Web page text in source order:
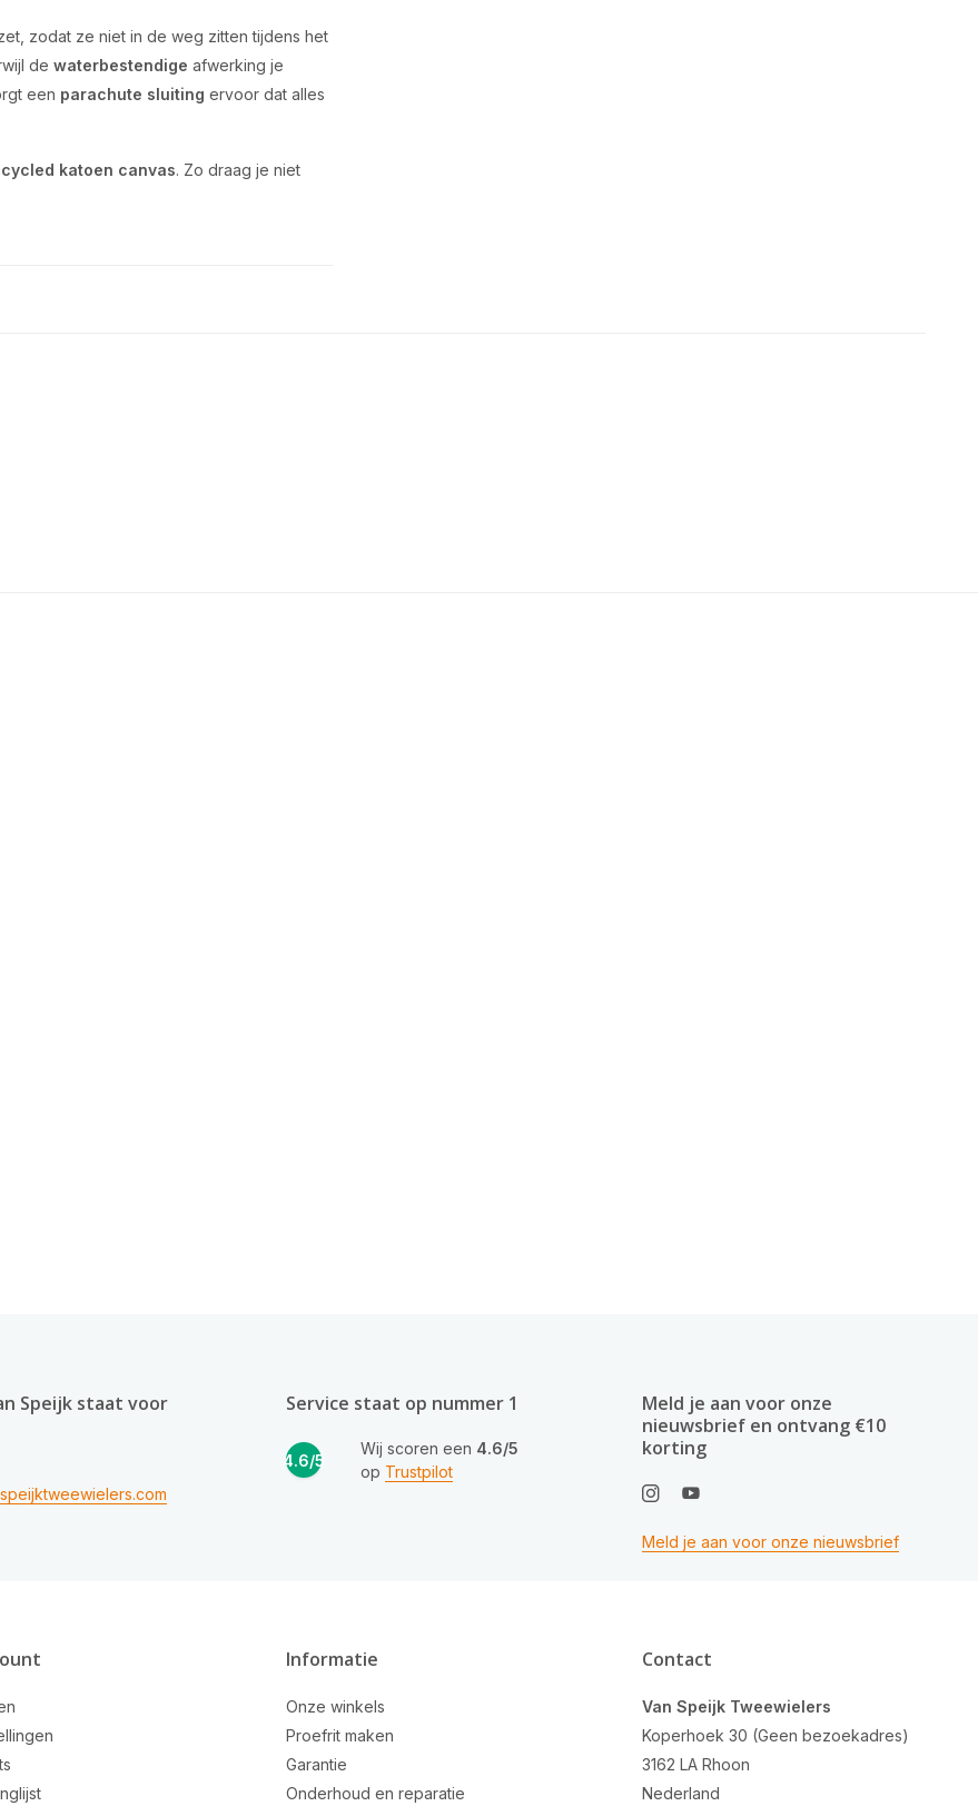
zodat ze niet in de weg zitten tijdens het
de waterbestendige afwerking je
een parachute sluiting ervoor dat alles
katoen canvas. Zo draag je niet
Speijk staat voor
Service staat op nummer 1
4.6/5
Wij scoren een 4.6/5
op Trustpilot
Meld je aan voor onze
nieuwsbrief en ontvang €10
korting
Meld je aan voor onze nieuwsbrief
Informatie
Onze winkels
Proefrit maken
Garantie
Onderhoud en reparatie
Contact
Van Speijk Tweewielers
Koperhoek 30 (Geen bezoekadres)
3162 LA Rhoon
Nederland